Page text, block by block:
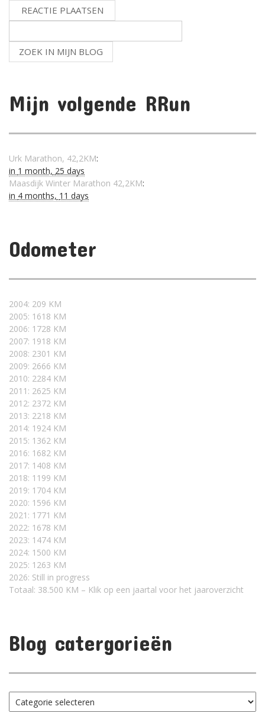
Mijn volgende RRun
Urk Marathon, 42,2KM:
in 1 month, 25 days
Maasdijk Winter Marathon 42,2KM:
in 4 months, 11 days
Odometer
2004: 209 KM
2005: 1618 KM
2006: 1728 KM
2007: 1918 KM
2008: 2301 KM
2009: 2666 KM
2010: 2284 KM
2011: 2625 KM
2012: 2372 KM
2013: 2218 KM
2014: 1924 KM
2015: 1362 KM
2016: 1682 KM
2017: 1408 KM
2018: 1199 KM
2019: 1704 KM
2020: 1596 KM
2021: 1771 KM
2022: 1678 KM
2023: 1474 KM
2024: 1500 KM
2025: 1263 KM
2026: Still in progress
Totaal: 38.500 KM – Klik op een jaartal voor het jaaroverzicht
Blog catergorieën
Blog
catergorieën